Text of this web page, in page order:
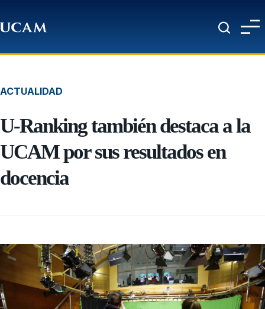
ACTUALIDAD
U-Ranking también destaca a la
UCAM por sus resultados en
docencia